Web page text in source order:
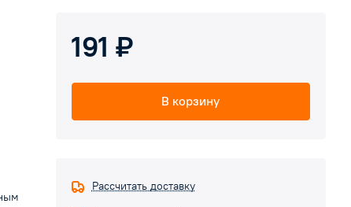
191 ₽
В корзину
Рассчитать доставку